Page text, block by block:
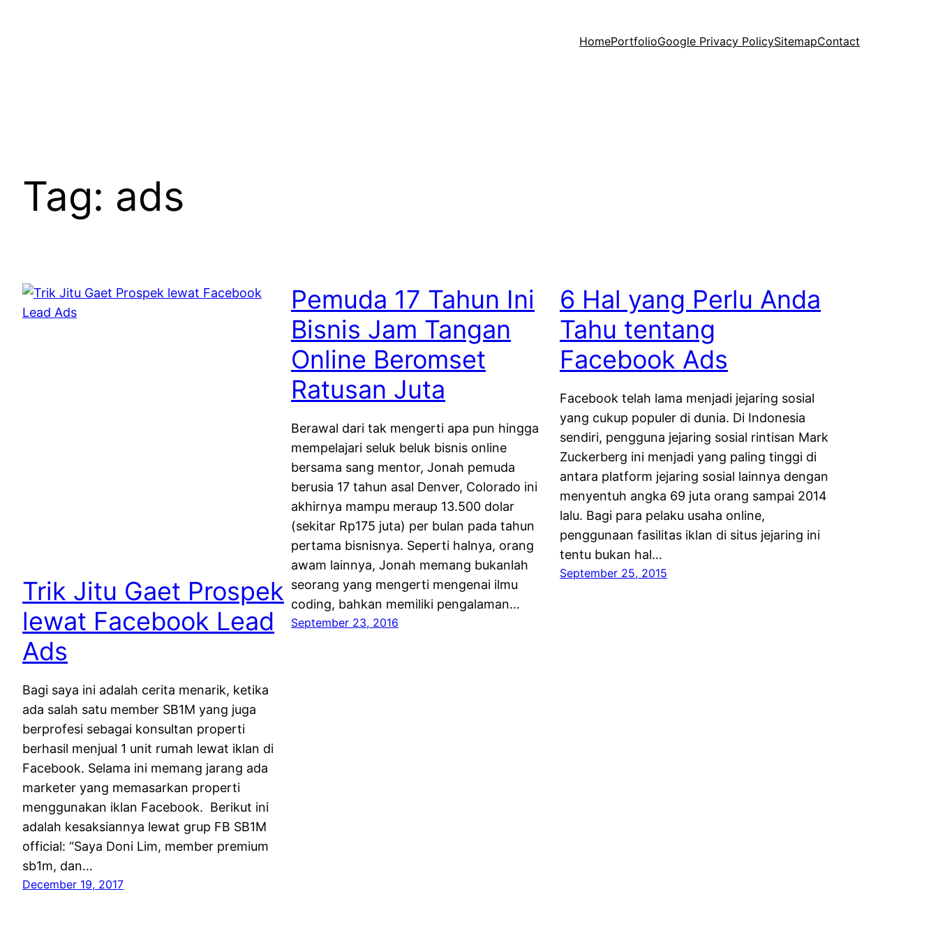
HomePortfolioGoogle Privacy PolicySitemapContact
Tag: ads
Trik Jitu Gaet Prospek
lewat Facebook Lead
Ads
Bagi saya ini adalah cerita menarik, ketika
ada salah satu member SB1M yang juga
berprofesi sebagai konsultan properti
berhasil menjual 1 unit rumah lewat iklan di
Facebook. Selama ini memang jarang ada
marketer yang memasarkan properti
menggunakan iklan Facebook. Berikut ini
adalah kesaksiannya lewat grup FB SB1M
official: “Saya Doni Lim, member premium
sb1m, dan…
December 19, 2017
Pemuda 17 Tahun Ini
Bisnis Jam Tangan
Online Beromset
Ratusan Juta
Berawal dari tak mengerti apa pun hingga
mempelajari seluk beluk bisnis online
bersama sang mentor, Jonah pemuda
berusia 17 tahun asal Denver, Colorado ini
akhirnya mampu meraup 13.500 dolar
(sekitar Rp175 juta) per bulan pada tahun
pertama bisnisnya. Seperti halnya, orang
awam lainnya, Jonah memang bukanlah
seorang yang mengerti mengenai ilmu
coding, bahkan memiliki pengalaman…
September 23, 2016
6 Hal yang Perlu Anda
Tahu tentang
Facebook Ads
Facebook telah lama menjadi jejaring sosial
yang cukup populer di dunia. Di Indonesia
sendiri, pengguna jejaring sosial rintisan Mark
Zuckerberg ini menjadi yang paling tinggi di
antara platform jejaring sosial lainnya dengan
menyentuh angka 69 juta orang sampai 2014
lalu. Bagi para pelaku usaha online,
penggunaan fasilitas iklan di situs jejaring ini
tentu bukan hal…
September 25, 2015